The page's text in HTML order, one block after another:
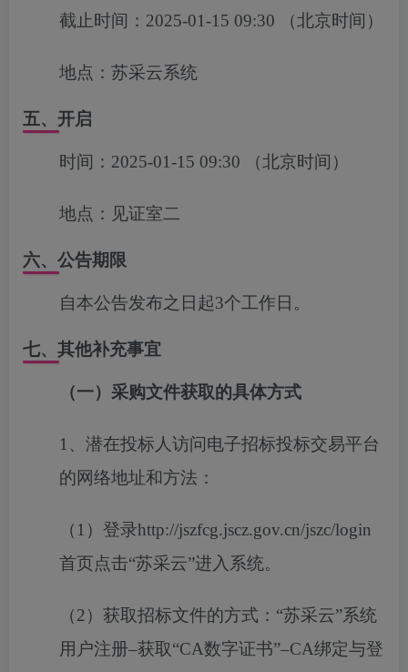
截止时间： 2025-01-15 09:30 （北京时间）
地点： 苏采云系统
五、开启
时间： 2025-01-15 09:30 （北京时间）
地点： 见证室二
六、公告期限
自本公告发布之日起3个工作日。
七、其他补充事宜
（一） 采购文件获取的具体方式
1、潜在投标人访问电子招标投标交易平台
的网络地址和方法：
（ 1）登录http://jszfcg.jscz.gov.cn/jszc/login
首页点击“苏采云”进入系统。
（2）获取招标文件的方式：“苏采云”系统
用户注册–获取“CA数字证书”–CA绑定与登